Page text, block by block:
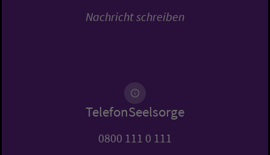
Nachricht schreiben
TelefonSeelsorge
0800 111 0 111